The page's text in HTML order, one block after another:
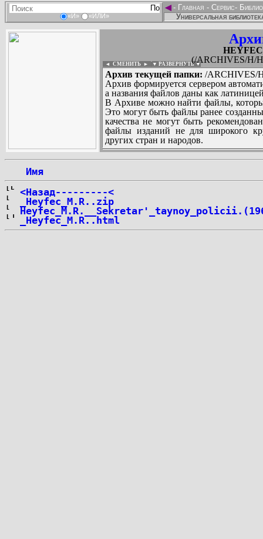
«И» «ИЛИ»
◄- Главная - Сервис-
Универсальная
(/ARCHIVES/H/
◄ СМЕНИТЬ ► ▼ РАЗВЕРНУТЬ ▼
Архив текущей папки: /ARCHIVES/
Архив формируется сервером
а названия файлов даны как
В Архиве можно найти файлы,
Это могут быть файлы ранее
качества не могут быть
файлы изданий не для широкого
других стран и народов.
Имя
<Назад---------<
_Heyfec_M.R..zip
_Heyfec_M.R..html